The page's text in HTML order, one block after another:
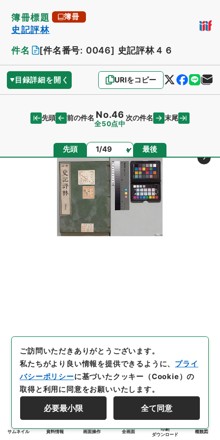
簿冊標題 簿冊
史記評林
件名
[件名番号: 0046] 史記評林４６
目録詳細を開く URIをコピー
先頭 前の件名 No.46
全50点中
次の件名 末尾
先頭 ページ 最後
サムネイル 資料情報 画面操作 全画面
印刷
ダウンロード
概観図
ご訪問いただきありがとうございます。
私たちがより良い情報を提供できるように、 プライ
バシーポリシーに基づいたクッキー（Cookie）の
取得と利用に同意をお願いいたします。
必要最小限 全て同意